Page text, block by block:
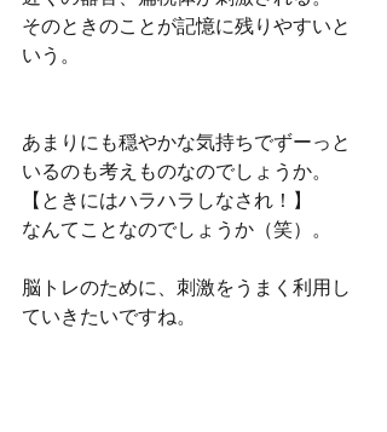
そのときのことが記憶に残りやすいと
いう。
あまりにも穏やかな気持ちでずーっと
いるのも考えものなのでしょうか。
【ときにはハラハラしなされ！】
なんてことなのでしょうか（笑）。
脳トレのために、刺激をうまく利用し
ていきたいですね。